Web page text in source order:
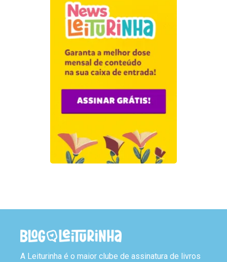
A Leiturinha é o maior clube de assinatura de livros